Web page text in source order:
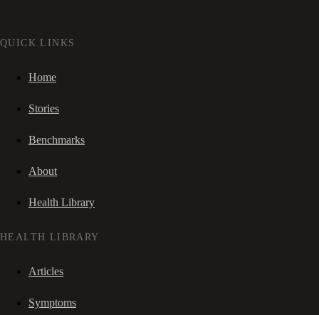
QUICK LINKS
Home
Stories
Benchmarks
About
Health Library
HEALTH LIBRARY
Articles
Symptoms